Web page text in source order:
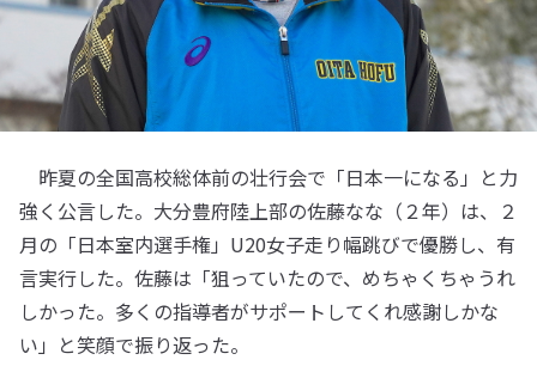
昨夏の全国高校総体前の壮行会で「日本一になる」と力
強く公言した。大分豊府陸上部の佐藤なな（２年）は、２
月の「日本室内選手権」U20女子走り幅跳びで優勝し、有
言実行した。佐藤は「狙っていたので、めちゃくちゃうれ
しかった。多くの指導者がサポートしてくれ感謝しかな
い」と笑顔で振り返った。